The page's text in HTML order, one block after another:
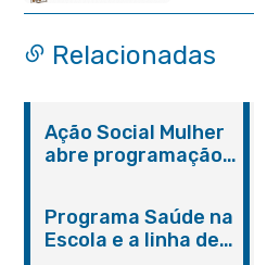
Relacionadas
Ação Social Mulher
abre programação
serviços gratuitos e
orientações
Programa Saúde na
Escola e a linha de